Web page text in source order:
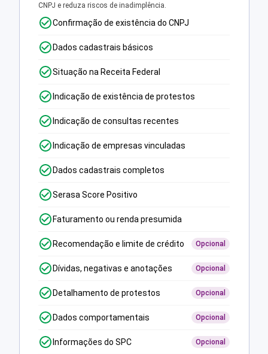
CNPJ e reduza riscos de inadimplência.
Confirmação de existência do CNPJ
Dados cadastrais básicos
Situação na Receita Federal
Indicação de existência de protestos
Indicação de consultas recentes
Indicação de empresas vinculadas
Dados cadastrais completos
Serasa Score Positivo
Faturamento ou renda presumida
Recomendação e limite de crédito Opcional
Dívidas, negativas e anotações Opcional
Detalhamento de protestos Opcional
Dados comportamentais Opcional
Informações do SPC Opcional